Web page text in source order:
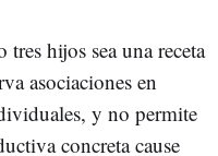
hijos sea una receta
asociaciones en
y no permite
concreta cause